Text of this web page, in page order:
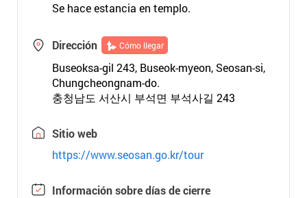
Se hace estancia en templo.
Dirección Cómo llegar
Buseoksa-gil 243, Buseok-myeon, Seosan-si,
Chungcheongnam-do.
충청남도 서산시 부석면 부석사길 243
Sitio web
https://www.seosan.go.kr/tour
Información sobre días de cierre